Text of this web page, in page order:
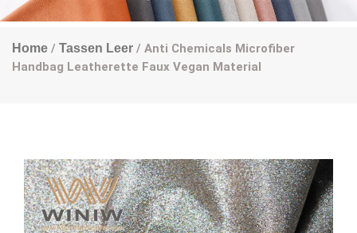
Home / Tassen Leer / Anti Chemicals Microfiber
Handbag Leatherette Faux Vegan Material